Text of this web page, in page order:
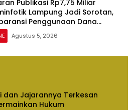
Publikasi Rp7,75 Miliar
Lampung Jadi Sorotan,
Penggunaan Dana
Agustus 5, 2026
dan Jajarannya Terkesan
Hukum